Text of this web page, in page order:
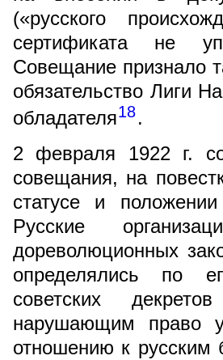
(«русского
сертификата не
Совещание признало
обязательство Лиги
обладателя18.
2 февраля 1922 г.
совещания, на
статусе и
Русские
дореволюционных
определялись по
советских
нарушающим право
отношению к русским